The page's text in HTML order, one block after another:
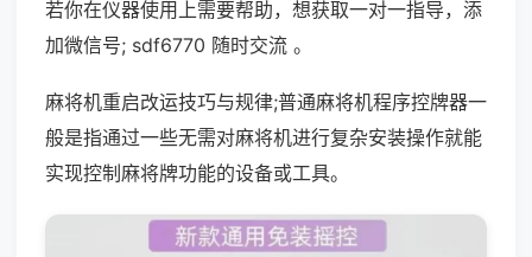
若你在仪器使用上需要帮助，想获取一对一指导，添
加微信号; sdf6770 随时交流 。
麻将机重启改运技巧与规律;普通麻将机程序控牌器一
般是指通过一些无需对麻将机进行复杂安装操作就能
实现控制麻将牌功能的设备或工具。